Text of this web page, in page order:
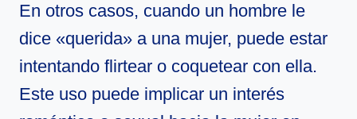
En otros casos, cuando un hombre le
dice «querida» a una mujer, puede estar
intentando flirtear o coquetear con ella.
Este uso puede implicar un interés